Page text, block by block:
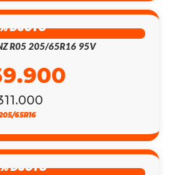
DSCTO
R05 205/65R16 95V
65R16
DSCTO